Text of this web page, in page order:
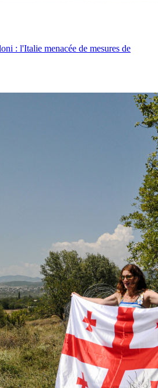
: l'Italie menacée de mesures de